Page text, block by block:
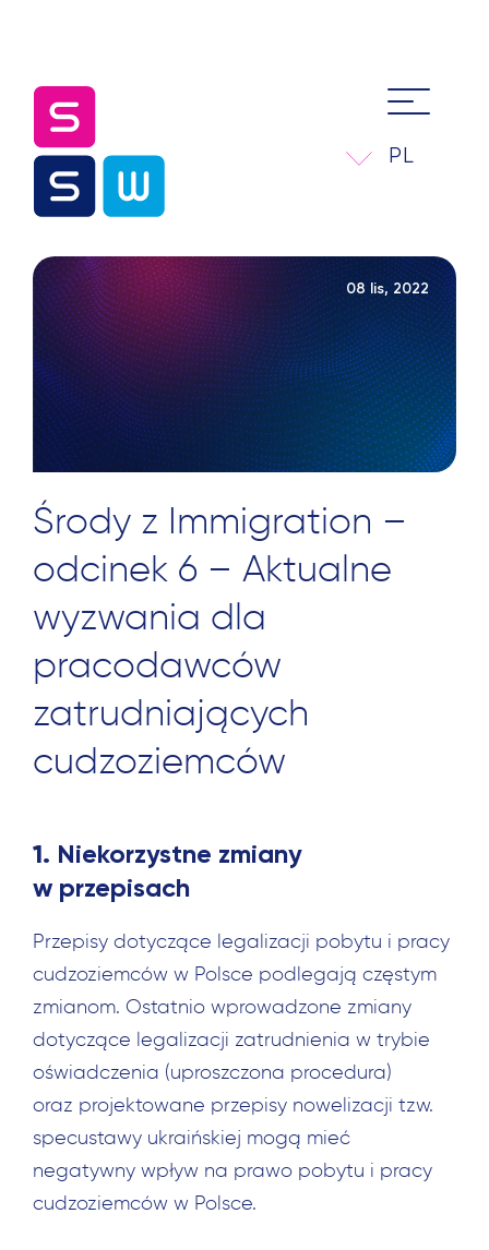
PL
08 lis, 2022
Środy z Immigration –
odcinek 6 – Aktualne
wyzwania dla
pracodawców
zatrudniających
cudzoziemców
1. Niekorzystne zmiany
w przepisach
Przepisy dotyczące legalizacji pobytu i pracy
cudzoziemców w Polsce podlegają częstym
zmianom. Ostatnio wprowadzone zmiany
dotyczące legalizacji zatrudnienia w trybie
oświadczenia (uproszczona procedura)
oraz projektowane przepisy nowelizacji tzw.
specustawy ukraińskiej mogą mieć
negatywny wpływ na prawo pobytu i pracy
cudzoziemców w Polsce.